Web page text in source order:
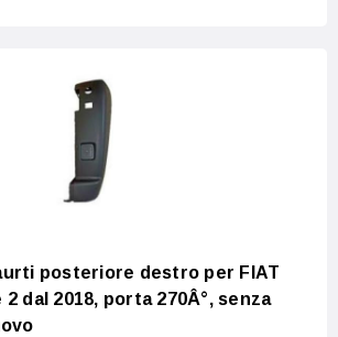
posteriore destro per FIAT
2 dal 2018, porta 270Â°, senza